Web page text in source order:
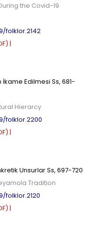
the Covid-19
folklor.2142
|
İkame Edilmesi Ss, 681-
Hierarcy
folklor.2200
|
UnsurlarSs, 697-720
Tradition
folklor.2120
|